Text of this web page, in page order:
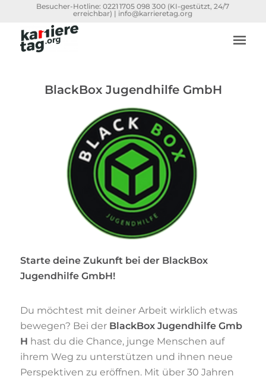
Besucher-Hotline:0221 1705 098 300 (KI-gestützt, 24/7
erreichbar) | info@karrieretag.org
BlackBox Jugendhilfe GmbH
Starte deine Zukunft bei der BlackBox
Jugendhilfe GmbH!
Du möchtest mit deiner Arbeit wirklich etwas
bewegen? Bei der BlackBox Jugendhilfe Gmb
H hast du die Chance, junge Menschen auf
ihrem Weg zu unterstützen und ihnen neue
Perspektiven zu eröffnen. Mit über 30 Jahren